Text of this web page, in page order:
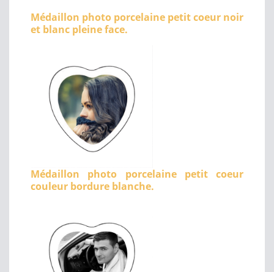
Médaillon photo porcelaine petit coeur noir
et blanc pleine face.
Médaillon photo porcelaine petit coeur
couleur bordure blanche.